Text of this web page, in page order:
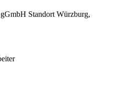
Standort Würzburg,